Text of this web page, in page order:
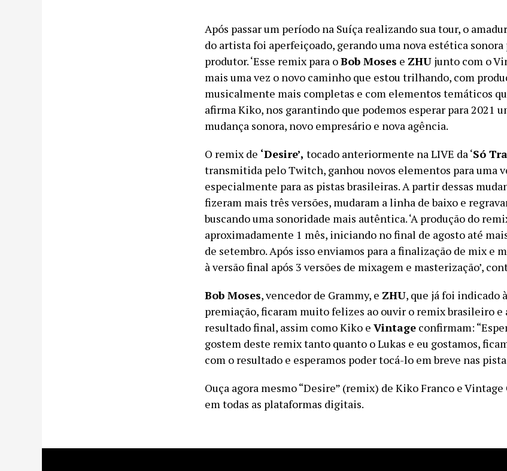
Após passar um período na Suíça realizando sua tour, o
do artista foi aperfeiçoado, gerando uma nova estética sonora
produtor. ‘Esse remix para oBob Moses e ZHU junto com o
mais uma vez o novo caminho que estou trilhando, com
musicalmente mais completas e com elementos temáticos
afirma Kiko, nos garantindo que podemos esperar para 2021
mudança sonora, novo empresário e nova agência.
O remix de ‘Desire’, tocado anteriormente na LIVE da ‘Só
transmitida pelo Twitch, ganhou novos elementos para uma
especialmente para as pistas brasileiras. A partir dessas
fizeram mais três versões, mudaram a linha de baixo e
buscando uma sonoridade mais autêntica. ‘A produção do
aproximadamente 1 mês, iniciando no final de agosto até
de setembro. Após isso enviamos para a finalização de mix e
à versão final após 3 versões de mixagem e masterização’,
Bob Moses, vencedor de Grammy, e ZHU, que já foi indicado
premiação, ficaram muito felizes ao ouvir o remix brasileiro e
resultado final, assim como Kiko e Vintage confirmam:
gostem deste remix tanto quanto o Lukas e eu gostamos,
com o resultado e esperamos poder tocá-lo em breve nas
Ouça agora mesmo “Desire” (remix) de Kiko Franco e
em todas as plataformas digitais.